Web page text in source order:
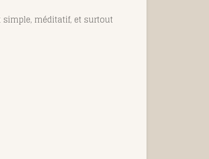
simple, méditatif, et surtout